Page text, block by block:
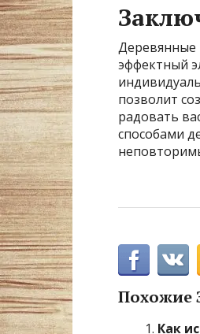
Деревянные
эффектный
позволит
радовать
способами
Похожие
Как